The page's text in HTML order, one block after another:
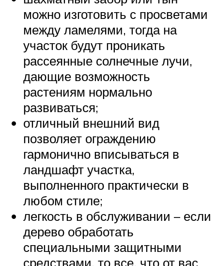
можно изготовить с просветами
между ламелями, тогда на
участок будут проникать
рассеянные солнечные лучи,
дающие возможность
растениям нормально
развиваться;
отличный внешний вид
позволяет ограждению
гармонично вписываться в
ландшафт участка,
выполненного практически в
любом стиле;
легкость в обслуживании – если
дерево обработать
специальными защитными
средствами, то все, что от вас